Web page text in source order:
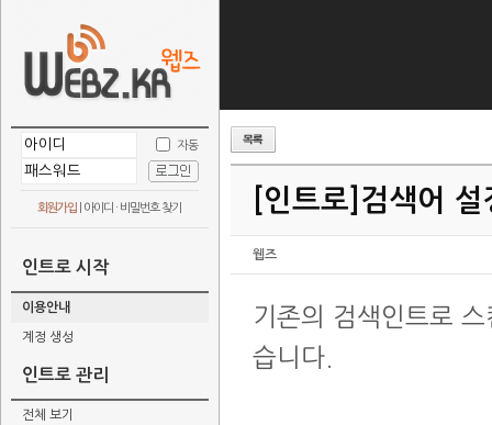
자동
회원가입 아이디 · 비밀번호 찾기
인트로 시작
이용안내
계정 생성
인트로 관리
전체 보기
[인트로] 검색어
웹즈
기존의 검색인트로
습니다.